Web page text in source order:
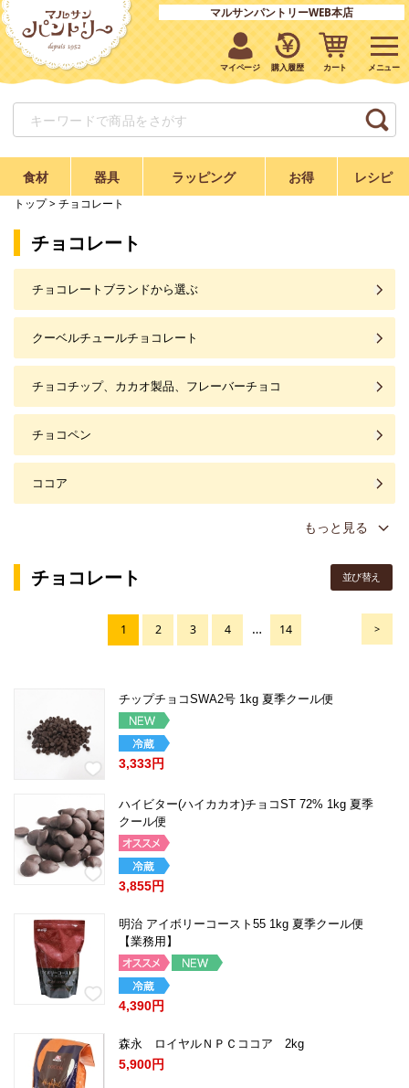
マルサンパントリーWEB本店
マイページ 購入履歴 カート
食材 器具 ラッピング お得 レシピ
トップ> チョコレート
チョコレート
チョコレートブランドから選ぶ
クーベルチュールチョコレート
チョコチップ、カカオ製品、フレーバーチョコ
チョコペン
ココア
もっと見る
並び替え
チョコレート
>
1 2 3 4 … 14
チップチョコSWA2号 1kg 夏季クール便
3,333円
ハイビター(ハイカカオ)チョコST 72% 1kg 夏季
クール便
3,855円
明治 アイボリーコースト55 1kg 夏季クール便
【業務用】
4,390円
森永 ロイヤルＮＰＣココア 2kg
5,900円